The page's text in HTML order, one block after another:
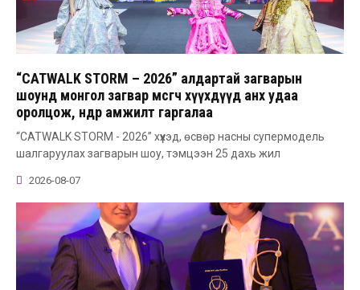
“CATWALK STORM – 2026” алдартай загварын
шоунд монгол загвар өмсөгч хүүхдүүд анх удаа
оролцож, өндөр амжилт гаргалаа
“CATWALK STORM - 2026” хүүхэд, өсвөр насны супермодель
шалгаруулах загварын шоу, тэмцээн 25 дахь жил
2026-08-07